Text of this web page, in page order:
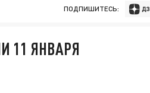
ПОДПИШИТЕСЬ:
11 ЯНВАРЯ